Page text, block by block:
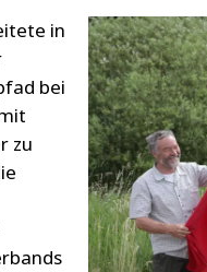
in
bei
zu